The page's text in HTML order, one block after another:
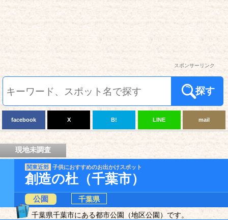
スポンサーリンク
探す
facebook X B! LINE mail
現地未調査
関東近郊 子供におすすめのお出かけスポット
創造の杜（千葉市）
公園
千葉県
千葉県千葉市にある都市公園（地区公園）です。